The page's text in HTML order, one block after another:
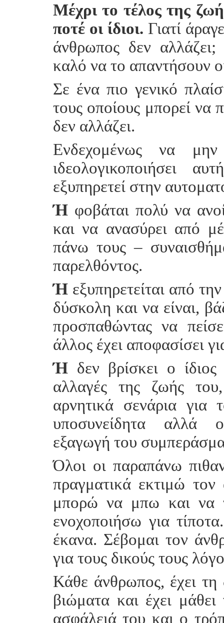
Μέχρι το τέλος της
ποτέ οι ίδιοι. Γιατί
άνθρωπος δεν
καλό να το απαντήσουν
Σε ένα πιο γενικό
τους οποίους μπορεί να
δεν αλλάζει.
Ενδεχομένως να
ιδεολογικοποιήσει
εξυπηρετεί στην
Ή φοβάται πολύ να
και να ανασύρει από
πάνω τους –
παρελθόντος.
Ή εξυπηρετείται από
δύσκολη και να είναι,
προσπαθώντας να
άλλος έχει αποφασίσει
Ή δεν βρίσκει ο
αλλαγές της ζωής
αρνητικά σενάρια
υποσυνείδητα αλλά
εξαγωγή του
Όλοι οι παραπάνω
πραγματικά εκτιμώ
μπορώ να μπω και να
ενοχοποιήσω για
έκανα. Σέβομαι τον
για τους δικούς τους
Κάθε άνθρωπος, έχει τη
βιώματα και έχει
ασφάλειά του και ο